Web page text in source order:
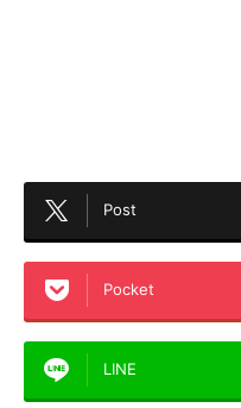
Post
Pocket
LINE